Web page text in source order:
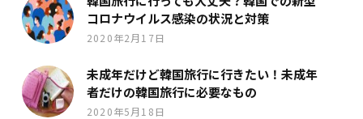
コロナウイルス感染の状況と対策
2020年2月17日
未成年だけど韓国旅行に行きたい！未成年
者だけの韓国旅行に必要なもの
2020年5月18日